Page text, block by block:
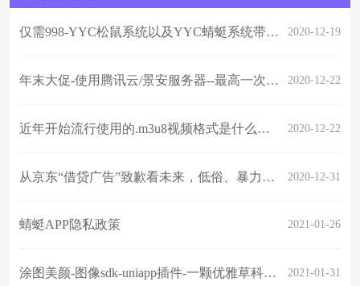
仅需998-YYC松鼠系统以及YYC蜻蜓系统带回家，最新推出服务版系列满足大众需求 2020-12-19
年末大促-使用腾讯云/景安服务器--最高一次性获得500000颗小草活动---新年活动开启 2020-12-22
近年开始流行使用的.m3u8视频格式是什么？相比mp4在什么场景采用？ 2020-12-22
从京东“借贷广告”致歉看未来，低俗、暴力等违规内容事件频发？2021年作为内容运营平台该如何预防？ 2020-12-31
蜻蜓APP隐私政策 2021-01-26
涂图美颜-图像sdk-uniapp插件-一颗优雅草科技-插件限时免费 2021-01-31